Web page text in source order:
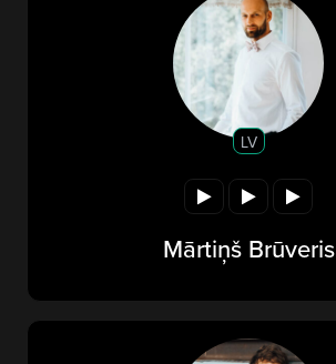
LV
Mārtiņš Brūveris